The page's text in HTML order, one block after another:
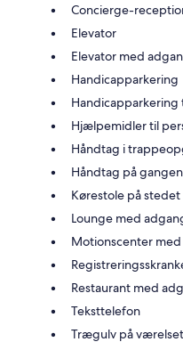
Concierge-
Elevator
Elevator med
Handicapparkering
Handicapparkering
Hjælpemidler til
Håndtag i
Håndtag på
Kørestole på stedet
Lounge med
Motionscenter
Restaurant med
Teksttelefon
Trægulv på værelset